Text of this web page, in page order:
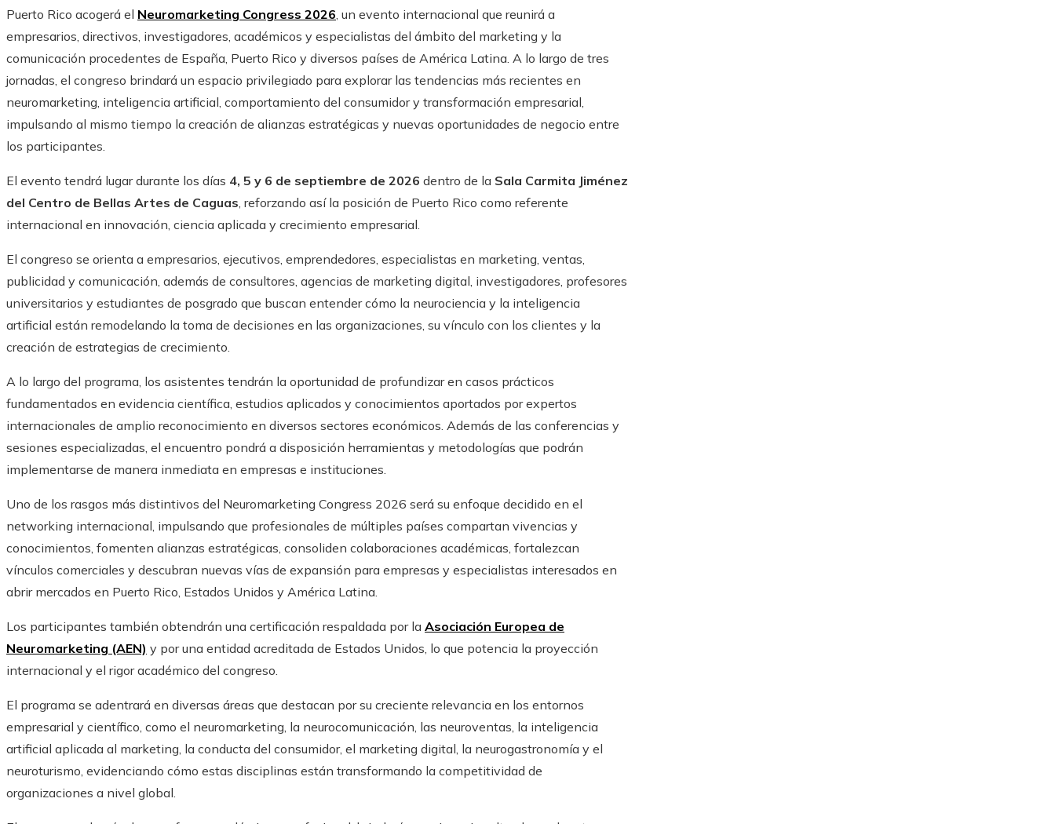
Puerto Rico acogerá el Neuromarketing Congress 2026, un evento internacional que reunirá a
empresarios, directivos, investigadores, académicos y especialistas del ámbito del marketing y la
comunicación procedentes de España, Puerto Rico y diversos países de América Latina. A lo largo de tres
jornadas, el congreso brindará un espacio privilegiado para explorar las tendencias más recientes en
neuromarketing, inteligencia artificial, comportamiento del consumidor y transformación empresarial,
impulsando al mismo tiempo la creación de alianzas estratégicas y nuevas oportunidades de negocio entre
los participantes.
El evento tendrá lugar durante los días 4, 5 y 6 de septiembre de 2026 dentro de la Sala Carmita Jiménez
del Centro de Bellas Artes de Caguas, reforzando así la posición de Puerto Rico como referente
internacional en innovación, ciencia aplicada y crecimiento empresarial.
El congreso se orienta a empresarios, ejecutivos, emprendedores, especialistas en marketing, ventas,
publicidad y comunicación, además de consultores, agencias de marketing digital, investigadores, profesores
universitarios y estudiantes de posgrado que buscan entender cómo la neurociencia y la inteligencia
artificial están remodelando la toma de decisiones en las organizaciones, su vínculo con los clientes y la
creación de estrategias de crecimiento.
A lo largo del programa, los asistentes tendrán la oportunidad de profundizar en casos prácticos
fundamentados en evidencia científica, estudios aplicados y conocimientos aportados por expertos
internacionales de amplio reconocimiento en diversos sectores económicos. Además de las conferencias y
sesiones especializadas, el encuentro pondrá a disposición herramientas y metodologías que podrán
implementarse de manera inmediata en empresas e instituciones.
Uno de los rasgos más distintivos del Neuromarketing Congress 2026 será su enfoque decidido en el
networking internacional, impulsando que profesionales de múltiples países compartan vivencias y
conocimientos, fomenten alianzas estratégicas, consoliden colaboraciones académicas, fortalezcan
vínculos comerciales y descubran nuevas vías de expansión para empresas y especialistas interesados en
abrir mercados en Puerto Rico, Estados Unidos y América Latina.
Los participantes también obtendrán una certificación respaldada por la Asociación Europea de
Neuromarketing (AEN) y por una entidad acreditada de Estados Unidos, lo que potencia la proyección
internacional y el rigor académico del congreso.
El programa se adentrará en diversas áreas que destacan por su creciente relevancia en los entornos
empresarial y científico, como el neuromarketing, la neurocomunicación, las neuroventas, la inteligencia
artificial aplicada al marketing, la conducta del consumidor, el marketing digital, la neurogastronomía y el
neuroturismo, evidenciando cómo estas disciplinas están transformando la competitividad de
organizaciones a nivel global.